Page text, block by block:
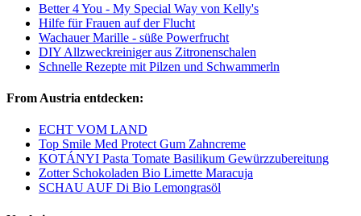
Better 4 You - My Special Way von Kelly's
Hilfe für Frauen auf der Flucht
Wachauer Marille - süße Powerfrucht
DIY Allzweckreiniger aus Zitronenschalen
Schnelle Rezepte mit Pilzen und Schwammerln
From Austria entdecken:
ECHT VOM LAND
Top Smile Med Protect Gum Zahncreme
KOTÁNYI Pasta Tomate Basilikum Gewürzzubereitung
Zotter Schokoladen Bio Limette Maracuja
SCHAU AUF Di Bio Lemongrasöl